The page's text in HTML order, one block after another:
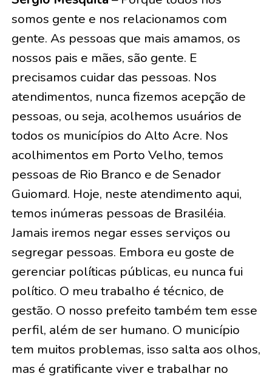
somos gente e nos relacionamos com
gente. As pessoas que mais amamos, os
nossos pais e mães, são gente. E
precisamos cuidar das pessoas. Nos
atendimentos, nunca fizemos acepção de
pessoas, ou seja, acolhemos usuários de
todos os municípios do Alto Acre. Nos
acolhimentos em Porto Velho, temos
pessoas de Rio Branco e de Senador
Guiomard. Hoje, neste atendimento aqui,
temos inúmeras pessoas de Brasiléia.
Jamais iremos negar esses serviços ou
segregar pessoas. Embora eu goste de
gerenciar políticas públicas, eu nunca fui
político. O meu trabalho é técnico, de
gestão. O nosso prefeito também tem esse
perfil, além de ser humano. O município
tem muitos problemas, isso salta aos olhos,
mas é gratificante viver e trabalhar no